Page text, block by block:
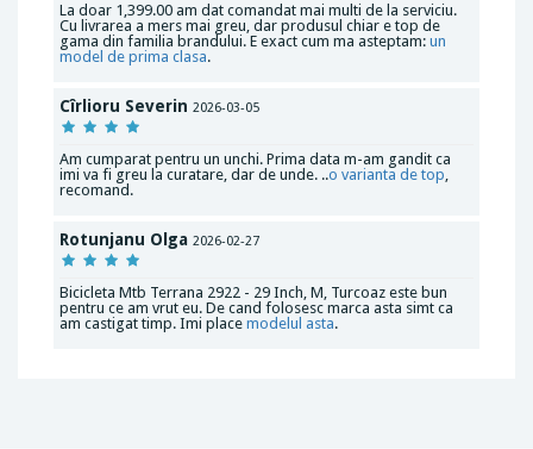
La doar 1,399.00 am dat comandat mai multi de la serviciu.
Cu livrarea a mers mai greu, dar produsul chiar e top de
gama din familia brandului. E exact cum ma asteptam: un
model de prima clasa.
Cîrlioru Severin 2026-03-05
Am cumparat pentru un unchi. Prima data m-am gandit ca
imi va fi greu la curatare, dar de unde. ..o varianta de top,
recomand.
Rotunjanu Olga 2026-02-27
Bicicleta Mtb Terrana 2922 - 29 Inch, M, Turcoaz este bun
pentru ce am vrut eu. De cand folosesc marca asta simt ca
am castigat timp. Imi place modelul asta.